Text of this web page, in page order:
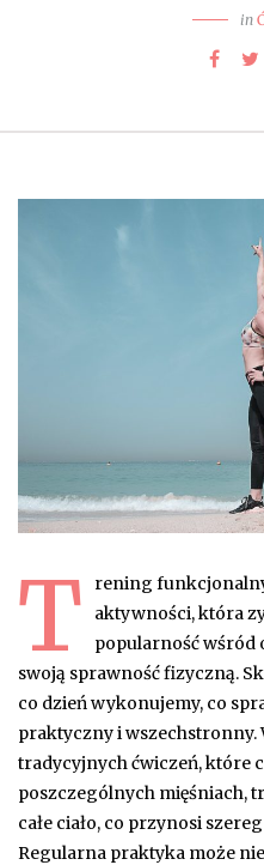
in
T
rening
aktywności, która
popularność wśród
swoją sprawność fizyczną.
co dzień wykonujemy, co
praktyczny i wszechstronny.
tradycyjnych ćwiczeń, które
poszczególnych mięśniach,
całe ciało, co przynosi
Regularna praktyka może